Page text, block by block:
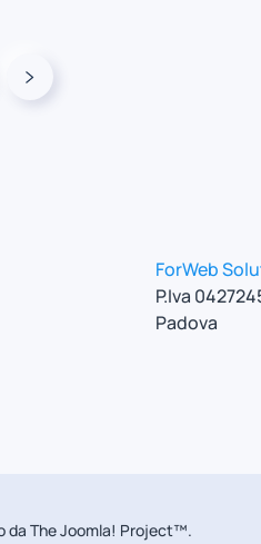
ForWeb
P.Iva
Padova
da The Joomla! Project™.